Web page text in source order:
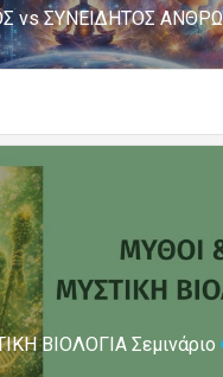
vs ΣΥΝΕΙΔΗΤΟΣ
ΒΙΟΛΟΓΙΑ Σεμινάριο